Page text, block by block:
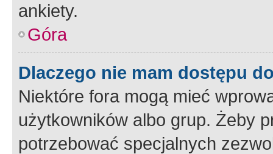
ankiety.
Góra
Dlaczego nie mam dostępu
Niektóre fora mogą mieć
użytkowników albo grup. Żeby
potrzebować specjalnych